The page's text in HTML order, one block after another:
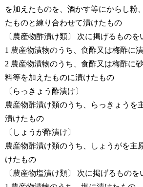
を加えたものを、酒かす等にからし粉
たものと練り合わせて漬けたもの
〔農産物酢漬け類〕 次に掲げるものを
1 農産物漬物のうち、食酢又は梅酢に
2 農産物漬物のうち、食酢又は梅酢に
料等を加えたものに漬けたもの
〔らっきょう酢漬け〕
農産物酢漬け類のうち、らっきょうを
漬けたもの
〔しょうが酢漬け〕
農産物酢漬け類のうち、しょうがを主
けたもの
〔農産物塩漬け類〕 次に掲げるものを